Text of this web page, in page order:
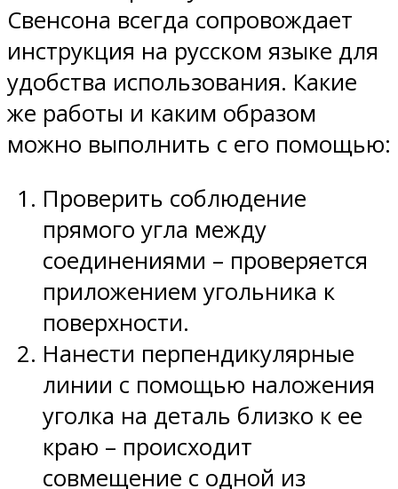
Свенсона всегда сопровождает
инструкция на русском языке для
удобства использования. Какие
же работы и каким образом
можно выполнить с его помощью:
Проверить соблюдение
прямого угла между
соединениями – проверяется
приложением угольника к
поверхности.
Нанести перпендикулярные
линии с помощью наложения
уголка на деталь близко к ее
краю – происходит
совмещение с одной из